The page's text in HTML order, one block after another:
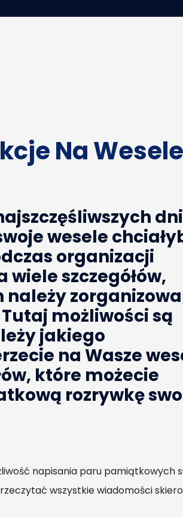
Na
wesele
organizacji
szczegółów,
należy
możliwości są
jakiego
na Wasze
które możecie
rozrywkę
napisania paru pamiątkowych
wszystkie wiadomości